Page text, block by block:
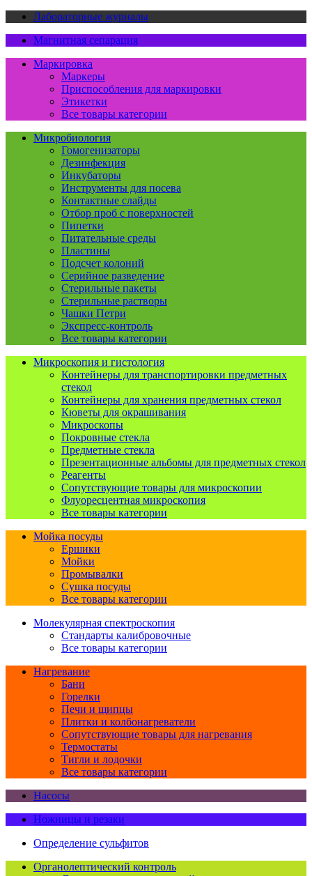
Лабораторные журналы
Магнитная сепарация
Маркировка
Маркеры
Приспособления для маркировки
Этикетки
Все товары категории
Микробиология
Гомогенизаторы
Дезинфекция
Инкубаторы
Инструменты для посева
Контактные слайды
Отбор проб с поверхностей
Пипетки
Питательные среды
Пластины
Подсчет колоний
Серийное разведение
Стерильные пакеты
Стерильные растворы
Чашки Петри
Экспресс-контроль
Все товары категории
Микроскопия и гистология
Контейнеры для транспортировки предметных
стекол
Контейнеры для хранения предметных стекол
Кюветы для окрашивания
Микроскопы
Покровные стекла
Предметные стекла
Презентационные альбомы для предметных стекол
Реагенты
Сопутствующие товары для микроскопии
Флуоресцентная микроскопия
Все товары категории
Мойка посуды
Ершики
Мойки
Промывалки
Сушка посуды
Все товары категории
Молекулярная спектроскопия
Стандарты калибровочные
Все товары категории
Нагревание
Бани
Горелки
Печи и щипцы
Плитки и колбонагреватели
Сопутствующие товары для нагревания
Термостаты
Тигли и лодочки
Все товары категории
Насосы
Ножницы и резаки
Определение сульфитов
Органолептический контроль